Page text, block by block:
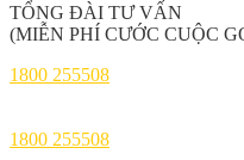
TỔNG ĐÀI TƯ VẤN
(MIỄN PHÍ CƯỚC CUỘC
1800 255508
1800 255508